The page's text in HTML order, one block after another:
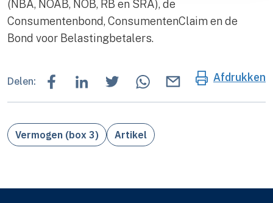
(NBA, NOAB, NOB, RB en SRA), de
Consumentenbond, ConsumentenClaim en de
Bond voor Belastingbetalers.
Delen: Afdrukken
Vermogen (box 3) Artikel